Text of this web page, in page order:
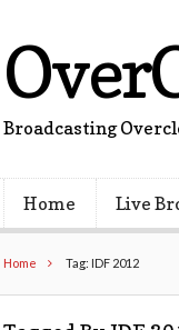
Broadcasting
Home Live
Home Tag: IDF 2012